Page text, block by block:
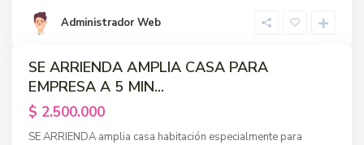
Administrador Web
a
SE ARRIENDA AMPLIA CASA PARA
EMPRESA A 5 MIN...
$ 2.500.000
SE ARRIENDA amplia casa habitación especialmente para